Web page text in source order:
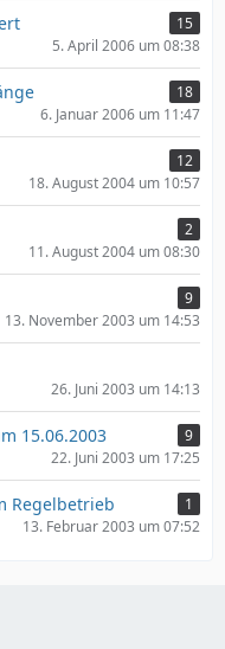
15
5. April 2006 um 08:38
18
6. Januar 2006 um 11:47
12
18. August 2004 um 10:57
2
11. August 2004 um 08:30
9
13. November 2003 um 14:53
26. Juni 2003 um 14:13
15.06.2003
9
22. Juni 2003 um 17:25
Regelbetrieb
1
13. Februar 2003 um 07:52